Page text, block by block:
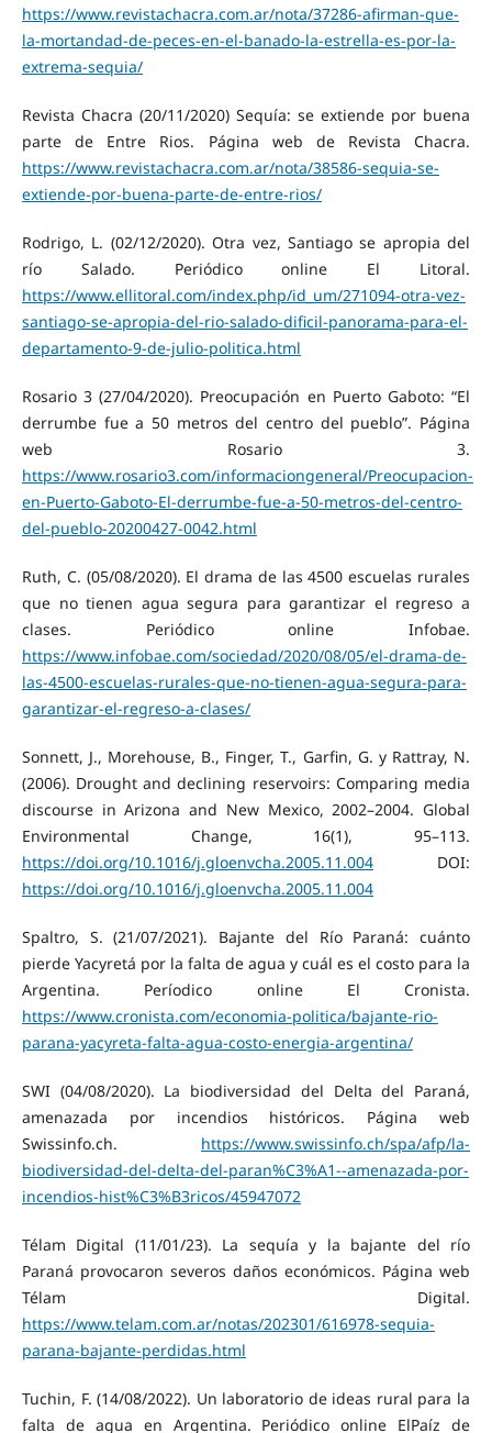
https://www.revistachacra.com.ar/nota/37286-afirman-que-
la-mortandad-de-peces-en-el-banado-la-estrella-es-por-la-
extrema-sequia/
Revista Chacra (20/11/2020) Sequía: se extiende por buena
parte de Entre Rios. Página web de Revista Chacra.
https://www.revistachacra.com.ar/nota/38586-sequia-se-
extiende-por-buena-parte-de-entre-rios/
Rodrigo, L. (02/12/2020). Otra vez, Santiago se apropia del
río Salado. Periódico online El Litoral.
https://www.ellitoral.com/index.php/id_um/271094-otra-vez-
santiago-se-apropia-del-rio-salado-dificil-panorama-para-el-
departamento-9-de-julio-politica.html
Rosario 3 (27/04/2020). Preocupación en Puerto Gaboto: “El
derrumbe fue a 50 metros del centro del pueblo”. Página
web Rosario 3.
https://www.rosario3.com/informaciongeneral/Preocupacion-
en-Puerto-Gaboto-El-derrumbe-fue-a-50-metros-del-centro-
del-pueblo-20200427-0042.html
Ruth, C. (05/08/2020). El drama de las 4500 escuelas rurales
que no tienen agua segura para garantizar el regreso a
clases. Periódico online Infobae.
https://www.infobae.com/sociedad/2020/08/05/el-drama-de-
las-4500-escuelas-rurales-que-no-tienen-agua-segura-para-
garantizar-el-regreso-a-clases/
Sonnett, J., Morehouse, B., Finger, T., Garfin, G. y Rattray, N.
(2006). Drought and declining reservoirs: Comparing media
discourse in Arizona and New Mexico, 2002–2004. Global
Environmental Change, 16(1), 95–113.
https://doi.org/10.1016/j.gloenvcha.2005.11.004DOI:
https://doi.org/10.1016/j.gloenvcha.2005.11.004
Spaltro, S. (21/07/2021). Bajante del Río Paraná: cuánto
pierde Yacyretá por la falta de agua y cuál es el costo para la
Argentina. Períodico online El Cronista.
https://www.cronista.com/economia-politica/bajante-rio-
parana-yacyreta-falta-agua-costo-energia-argentina/
SWI (04/08/2020). La biodiversidad del Delta del Paraná,
amenazada por incendios históricos. Página web
Swissinfo.ch. https://www.swissinfo.ch/spa/afp/la-
biodiversidad-del-delta-del-paran%C3%A1--amenazada-por-
incendios-hist%C3%B3ricos/45947072
Télam Digital (11/01/23). La sequía y la bajante del río
Paraná provocaron severos daños económicos. Página web
Télam Digital.
https://www.telam.com.ar/notas/202301/616978-sequia-
parana-bajante-perdidas.html
Tuchin, F. (14/08/2022). Un laboratorio de ideas rural para la
falta de agua en Argentina. Periódico online ElPaíz de